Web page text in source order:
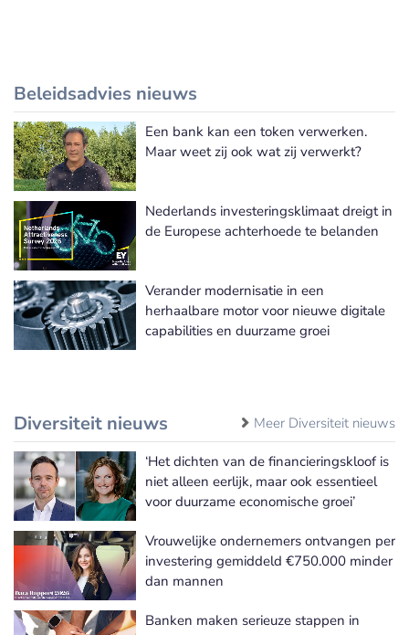
Beleidsadvies nieuws
Meer Beleidsadvies nieuws
Een bank kan een token verwerken.
Maar weet zij ook wat zij verwerkt?
Nederlands investeringsklimaat dreigt in
de Europese achterhoede te belanden
Verander modernisatie in een
herhaalbare motor voor nieuwe digitale
capabilities en duurzame groei
Diversiteit nieuws Meer Diversiteit nieuws
‘Het dichten van de financieringskloof is
niet alleen eerlijk, maar ook essentieel
voor duurzame economische groei’
Vrouwelijke ondernemers ontvangen per
investering gemiddeld €750.000 minder
dan mannen
Banken maken serieuze stappen in